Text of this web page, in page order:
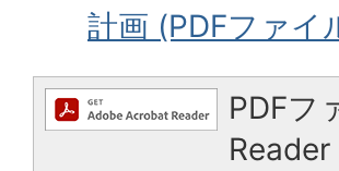
計画 (PDFファイ
PDFフ